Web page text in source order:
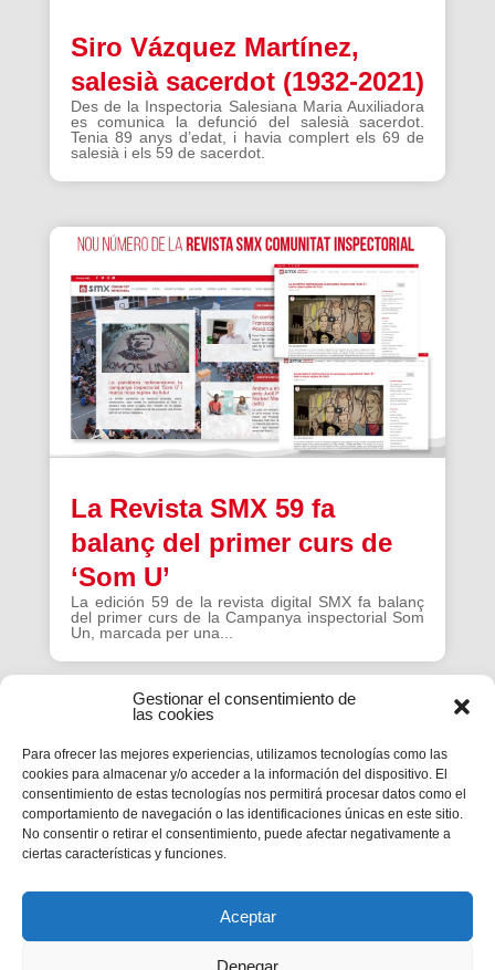
Gestionar el consentimiento de
las cookies
Para ofrecer las mejores experiencias, utilizamos tecnologías como las
cookies para almacenar y/o acceder a la información del dispositivo. El
consentimiento de estas tecnologías nos permitirá procesar datos como el
comportamiento de navegación o las identificaciones únicas en este sitio.
No consentir o retirar el consentimiento, puede afectar negativamente a
ciertas características y funciones.
Aceptar
Denegar
Siro Vázquez Martínez,
salesià sacerdot (1932-2021)
Des de la Inspectoria Salesiana Maria Auxiliadora
es comunica la defunció del salesià sacerdot.
Tenia 89 anys d’edat, i havia complert els 69 de
salesià i els 59 de sacerdot.
La Revista SMX 59 fa
balanç del primer curs de
‘Som U’
La edición 59 de la revista digital SMX fa balanç
del primer curs de la Campanya inspectorial Som
Un, marcada per una...
La Revista SMX 59 hace
balance del primer curso de
'Somos Uno'
balance del primer curso de la Campaña
inspectorial Somos Uno, marcada...